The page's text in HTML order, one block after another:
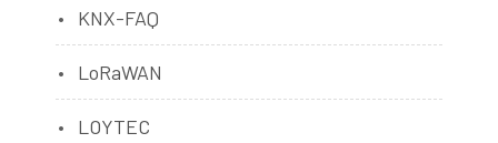
KNX-FAQ
LoRaWAN
LOYTEC